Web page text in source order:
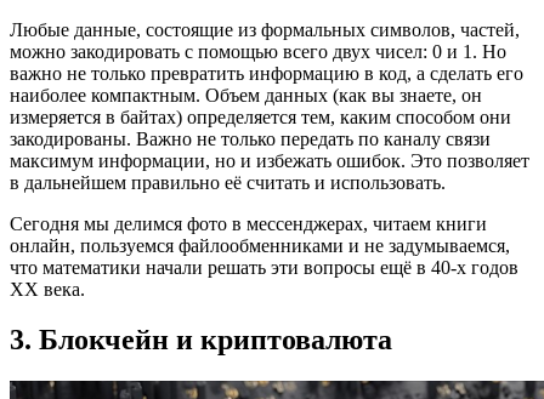
Любые данные, состоящие из формальных символов, частей,
можно закодировать с помощью всего двух чисел: 0 и 1. Но
важно не только превратить информацию в код, а сделать его
наиболее компактным. Объем данных (как вы знаете, он
измеряется в байтах) определяется тем, каким способом они
закодированы. Важно не только передать по каналу связи
максимум информации, но и избежать ошибок. Это позволяет
в дальнейшем правильно её считать и использовать.
Сегодня мы делимся фото в мессенджерах, читаем книги
онлайн, пользуемся файлообменниками и не задумываемся,
что математики начали решать эти вопросы ещё в 40-х годов
XX века.
3. Блокчейн и криптовалюта